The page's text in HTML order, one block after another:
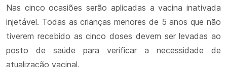
Nas cinco ocasiões serão aplicadas a vacina inativada
injetável. Todas as crianças menores de 5 anos que não
tiverem recebido as cinco doses devem ser levadas ao
posto de saúde para verificar a necessidade de
atualização vacinal.